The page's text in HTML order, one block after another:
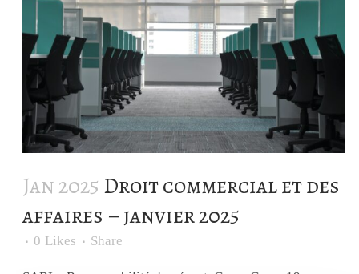
Jan 2025 Droit commercial et des
affaires – janvier 2025
0 Likes Share